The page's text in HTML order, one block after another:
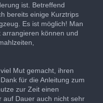
ist. Betreffend
bereits einige Kurztrips
Es ist möglich! Man
können und
Mut gemacht, ihren
für die Anleitung zum
zur Zeit einen
auf Dauer auch nicht sehr